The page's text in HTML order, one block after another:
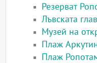
Резерват
Лъвската
Музей на
Плаж
Плаж